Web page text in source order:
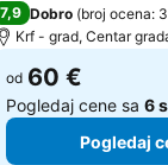
7,9 Dobro (broj ocena:
Krf - grad, Centar
od 60 €
Pogledaj cene sa 6
Pogledaj